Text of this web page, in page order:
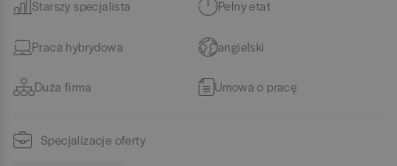
Starszy specjalista Pełny etat
Praca hybrydowa angielski
Duża firma Umowa o pracę
Specjalizacje oferty